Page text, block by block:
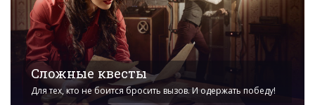
Сложные квесты
Для тех, кто не боится бросить вызов. И одержать победу!